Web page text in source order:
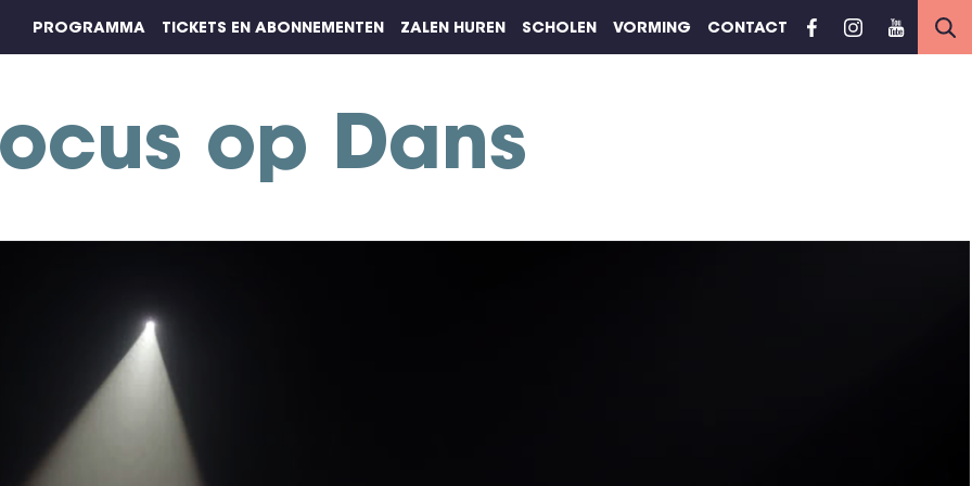
PROGRAMMA TICKETS EN ABONNEMENTEN ZALEN HUREN SCHOLEN VORMING CONTACT
op Dans